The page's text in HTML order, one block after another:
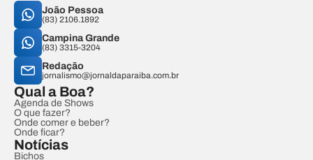
João Pessoa
(83) 2106.1892
Campina Grande
(83) 3315-3204
Redação
jornalismo@jornaldaparaiba.com.br
Qual a Boa?
Agenda de Shows
O que fazer?
Onde comer e beber?
Onde ficar?
Notícias
Bichos